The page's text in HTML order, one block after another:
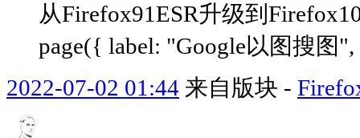
从Firefox91ESR升级到
page({ label: "Google以图搜图
2022-07-02 01:44 来自版块 -